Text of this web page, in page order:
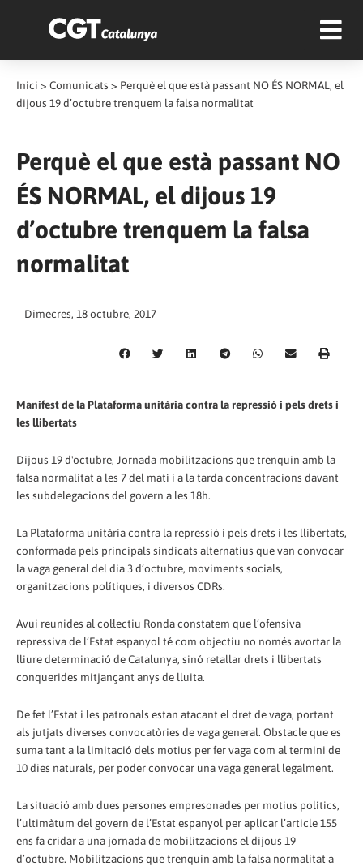
Inici > Comunicats > Perquè el que està passant NO ÉS NORMAL, el
dijous 19 d’octubre trenquem la falsa normalitat
Perquè el que està passant NO
ÉS NORMAL, el dijous 19
d’octubre trenquem la falsa
normalitat
Dimecres, 18 octubre, 2017
Manifest de la Plataforma unitària contra la repressió i pels drets i
les llibertats
Dijous 19 d'octubre, Jornada mobilitzacions que trenquin amb la
falsa normalitat a les 7 del matí i a la tarda concentracions davant
les subdelegacions del govern a les 18h.
La Plataforma unitària contra la repressió i pels drets i les llibertats,
conformada pels principals sindicats alternatius que van convocar
la vaga general del dia 3 d’octubre, moviments socials,
organitzacions polítiques, i diversos CDRs.
Avui reunides al col·lectiu Ronda constatem que l’ofensiva
repressiva de l’Estat espanyol té com objectiu no només avortar la
lliure determinació de Catalunya, sinó retallar drets i llibertats
conquerides mitjançant anys de lluita.
De fet l’Estat i les patronals estan atacant el dret de vaga, portant
als jutjats diverses convocatòries de vaga general. Obstacle que es
suma tant a la limitació dels motius per fer vaga com al termini de
10 dies naturals, per poder convocar una vaga general legalment.
La situació amb dues persones empresonades per motius polítics,
l’ultimàtum del govern de l’Estat espanyol per aplicar l’article 155
ens fa cridar a una jornada de mobilitzacions el dijous 19
d’octubre. Mobilitzacions que trenquin amb la falsa normalitat a